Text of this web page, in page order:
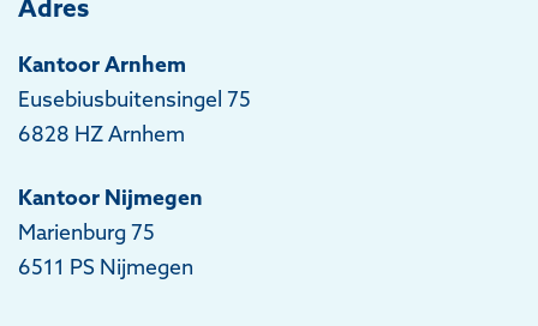
Adres
Kantoor Arnhem
Eusebiusbuitensingel 75
6828 HZ Arnhem
Kantoor Nijmegen
Marienburg 75
6511 PS Nijmegen